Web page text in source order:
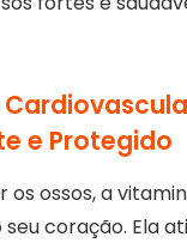
e Protegido
ossos, a
seu coração. Ela